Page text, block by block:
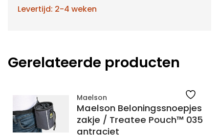
Levertijd: 2-4 weken
Gerelateerde producten
Maelson
Maelson Beloningssnoepjes
zakje / Treatee Pouch™ 035
antraciet